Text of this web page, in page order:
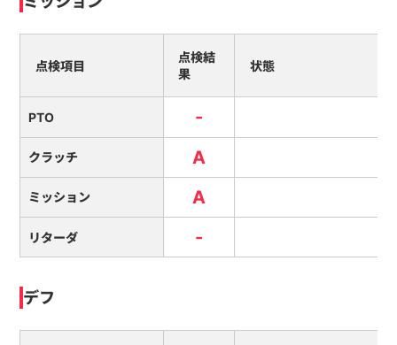
点検項目
点検結
果
状態
PTO -
クラッチ A
ミッション A
リターダ -
デフ